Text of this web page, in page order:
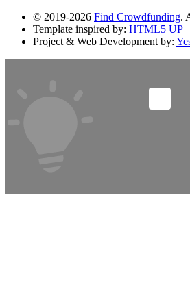
© 2019-2026 Find Crowdfunding.
Template inspired by: HTML5 UP
Project & Web Development by: